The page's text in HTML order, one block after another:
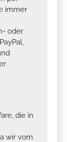
immer
oder
die in
wir vom